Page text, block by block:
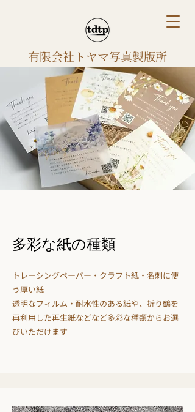
有限会社トヤマ写真製版所
多彩な紙の種類
トレーシングペーパー・クラフト紙・名刺に使
う厚い紙
透明なフィルム・耐水性のある紙や、折り鶴を
再利用した再生紙などなど多彩な種類からお選
びいただけます